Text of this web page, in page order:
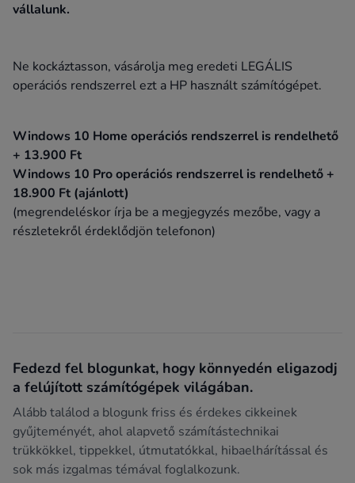
vállalunk.
Ne kockáztasson, vásárolja meg eredeti LEGÁLIS
operációs rendszerrel ezt a HP használt számítógépet.
Windows 10 Home operációs rendszerrel is rendelhető
+ 13.900 Ft
Windows 10 Pro operációs rendszerrel is rendelhető +
18.900 Ft (ajánlott)
(megrendeléskor írja be a megjegyzés mezőbe, vagy a
részletekről érdeklődjön telefonon)
Fedezd fel blogunkat, hogy könnyedén eligazodj
a felújított számítógépek világában.
Alább találod a blogunk friss és érdekes cikkeinek
gyűjteményét, ahol alapvető számítástechnikai
trükkökkel, tippekkel, útmutatókkal, hibaelhárítással és
sok más izgalmas témával foglalkozunk.